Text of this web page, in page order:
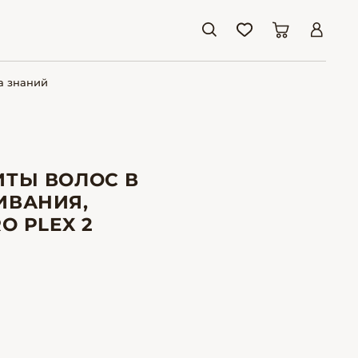
знаний
ВОЛОС В
PLEX 2